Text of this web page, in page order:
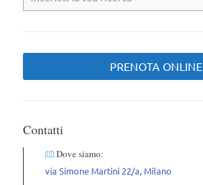
PRENOTA ONLINE
Contatti
Dove siamo:
via Simone Martini 22/a, Milano